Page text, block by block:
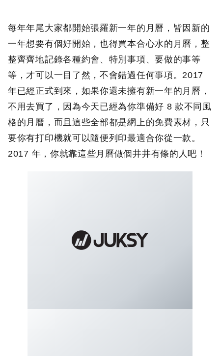
每年年尾大家都開始張羅新一年的月曆，皆因新的
一年想要有個好開始，也得買本合心水的月曆，整
整齊齊地記錄各種約會、特別事項、要做的事等
等，才可以一目了然，不會錯過任何事項。2017
年已經正式到來，如果你還未擁有新一年的月曆，
不用去買了，因為今天已經為你準備好 8 款不同風
格的月曆，而且這些全部都是網上的免費素材，只
要你有打印機就可以隨便列印最適合你從一款。
2017 年，你就靠這些月曆做個井井有條的人吧！